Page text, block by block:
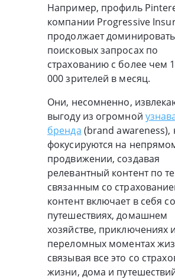
Например, профиль
компании Progressive
продолжает
поисковых запросах по
страхованию с более чем
000 зрителей в месяц.
Они, несомненно,
выгоду из огромной
бренда (brand awareness),
фокусируются на
продвижении, создавая
релевантный контент по
связанным со
контент включает в себя
путешествиях, домашнем
хозяйстве, приключениях и
переломных моментах
связывая все это со
жизни, дома и